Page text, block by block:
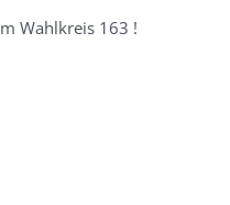
Wahlkreis 163 !